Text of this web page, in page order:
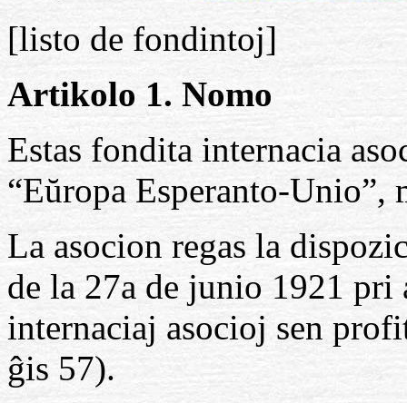
[listo de fondintoj]
Artikolo 1. Nomo
Estas fondita internacia
“Eŭropa Esperanto-Unio”,
La asocion regas la
de la 27a de junio 1921
internaciaj asocioj sen
ĝis 57).